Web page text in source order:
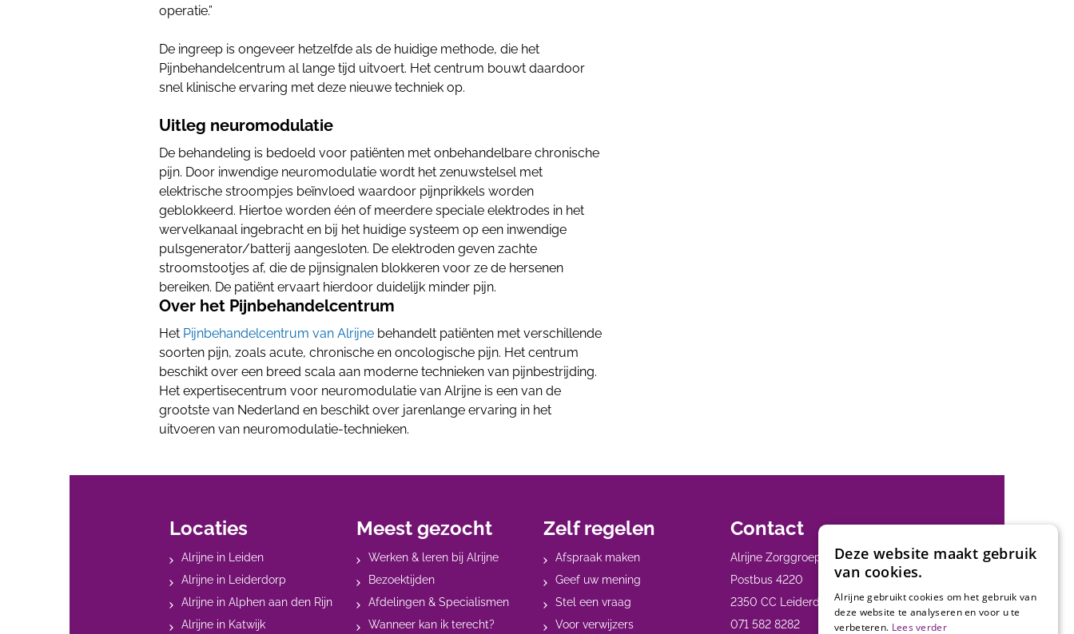
operatie.”
De ingreep is ongeveer hetzelfde als de huidige methode, die het
Pijnbehandelcentrum al lange tijd uitvoert. Het centrum bouwt daardoor
snel klinische ervaring met deze nieuwe techniek op.
Uitleg neuromodulatie
De behandeling is bedoeld voor patiënten met onbehandelbare chronische
pijn. Door inwendige neuromodulatie wordt het zenuwstelsel met
elektrische stroompjes beïnvloed waardoor pijnprikkels worden
geblokkeerd. Hiertoe worden één of meerdere speciale elektrodes in het
wervelkanaal ingebracht en bij het huidige systeem op een inwendige
pulsgenerator/batterij aangesloten. De elektroden geven zachte
stroomstootjes af, die de pijnsignalen blokkeren voor ze de hersenen
bereiken. De patiënt ervaart hierdoor duidelijk minder pijn.
Over het Pijnbehandelcentrum
Het Pijnbehandelcentrum van Alrijne behandelt patiënten met verschillende
soorten pijn, zoals acute, chronische en oncologische pijn. Het centrum
beschikt over een breed scala aan moderne technieken van pijnbestrijding.
Het expertisecentrum voor neuromodulatie van Alrijne is een van de
grootste van Nederland en beschikt over jarenlange ervaring in het
uitvoeren van neuromodulatie-technieken.
Locaties
Alrijne in Leiden
Alrijne in Leiderdorp
Alrijne in Alphen aan den Rijn
Alrijne in Katwijk
Meest gezocht
Werken & leren bij Alrijne
Bezoektijden
Afdelingen & Specialismen
Wanneer kan ik terecht?
Zelf regelen
Afspraak maken
Geef uw mening
Stel een vraag
Voor verwijzers
Contact
Alrijne Zorggroep
Postbus 4220
2350 CC Leiderdorp
071 582 8282
Deze website maakt gebruik
van cookies.
Alrijne gebruikt cookies om het gebruik van
deze website te analyseren en voor u te
verbeteren. Lees verder